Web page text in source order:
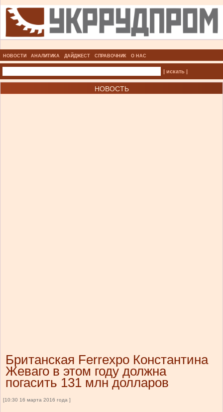
НОВОСТИ АНАЛИТИКА ДАЙДЖЕСТ СПРАВОЧНИК О НАС
| искать |
НОВОСТЬ
Британская Ferrexpo Константина
Жеваго в этом году должна
погасить 131 млн долларов
[10:30 16 марта 2016 года ]